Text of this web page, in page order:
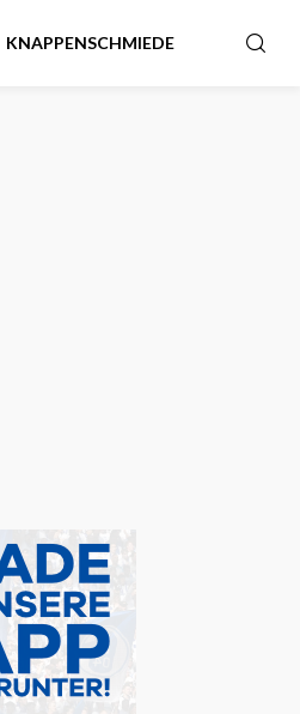
KNAPPENSCHMIEDE